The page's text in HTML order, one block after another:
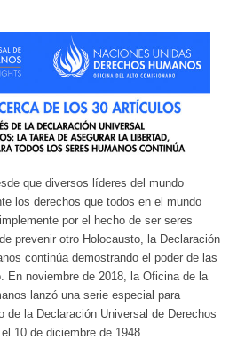
que diversos líderes del mundo
los derechos que todos en el mundo
por el hecho de ser seres
prevenir otro Holocausto, la Declaración
continúa demostrando el poder de las
En noviembre de 2018, la Oficina de la
lanzó una serie especial para
de la Declaración Universal de Derechos
10 de diciembre de 1948.